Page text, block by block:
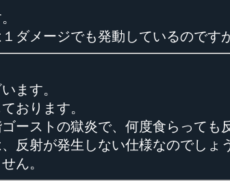
ダメージでも発動しているので
ます。
おります。
ーストの獄炎で、何度食らって
反射が発生しない仕様なのでしょ
ん。